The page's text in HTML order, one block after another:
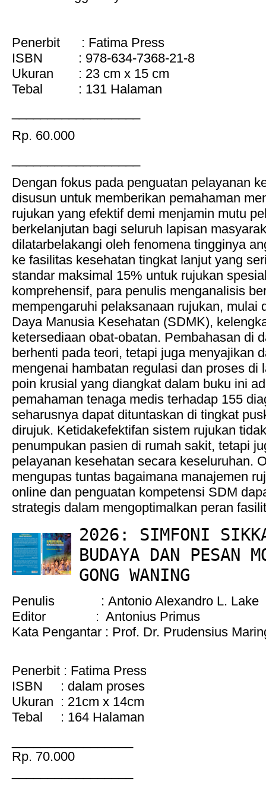
Penerbit : Fatima Press
ISBN : 978-634-7368-21-8
Ukuran : 23 cm x 15 cm
Tebal : 131 Halaman
Rp. 60.000
Dengan fokus pada penguatan pelayanan
disusun untuk memberikan pemahaman
rujukan yang efektif demi menjamin mutu
berkelanjutan bagi seluruh lapisan
dilatarbelakangi oleh fenomena tingginya
ke fasilitas kesehatan tingkat lanjut yang
standar maksimal 15% untuk rujukan
komprehensif, para penulis menganalisis
mempengaruhi pelaksanaan rujukan, mulai
Daya Manusia Kesehatan (SDMK),
ketersediaan obat-obatan. Pembahasan di
berhenti pada teori, tetapi juga menyajikan
mengenai hambatan regulasi dan proses di
poin krusial yang diangkat dalam buku ini
pemahaman tenaga medis terhadap 155
seharusnya dapat dituntaskan di tingkat
dirujuk. Ketidakefektifan sistem rujukan
penumpukan pasien di rumah sakit, tetapi
pelayanan kesehatan secara keseluruhan.
mengupas tuntas bagaimana manajemen
online dan penguatan kompetensi SDM
strategis dalam mengoptimalkan peran
2026: SIMFONI
BUDAYA DAN PESAN
GONG WANING
Penulis : Antonio Alexandro L. Lake
Editor : Antonius Primus
Kata Pengantar : Prof. Dr. Prudensius
Penerbit : Fatima Press
ISBN : dalam proses
Ukuran : 21cm x 14cm
Tebal : 164 Halaman
Rp. 70.000